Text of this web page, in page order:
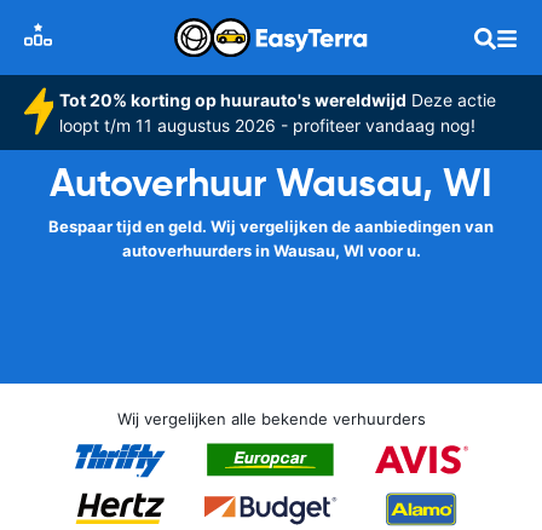
Tot 20% korting op huurauto's wereldwijd Deze actie
loopt t/m 11 augustus 2026 - profiteer vandaag nog!
Autoverhuur Wausau, WI
Bespaar tijd en geld. Wij vergelijken de aanbiedingen van
autoverhuurders in Wausau, WI voor u.
Wij vergelijken alle bekende verhuurders